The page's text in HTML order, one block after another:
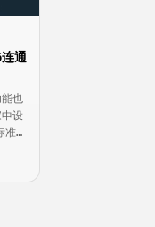
通
也
设
准